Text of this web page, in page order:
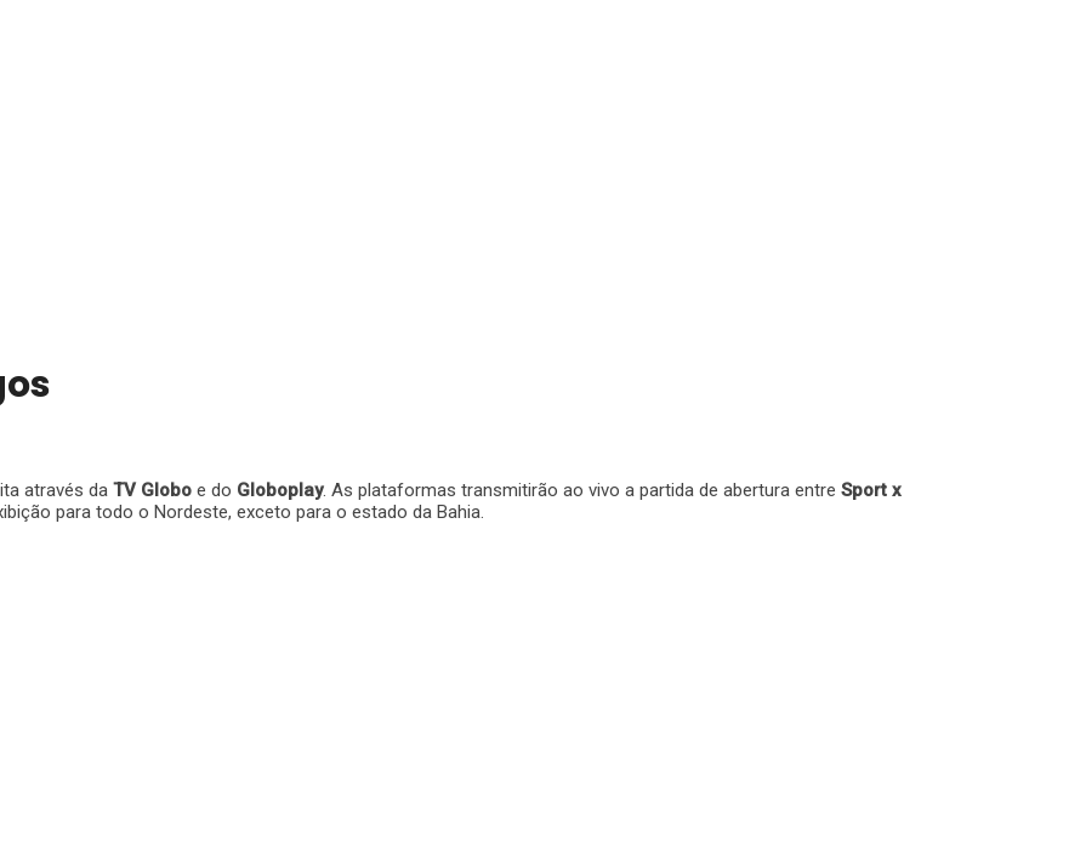
através da TV Globo e do Globoplay. As plataformas transmitirão ao vivo a partida de abertura entre Sport x
para todo o Nordeste, exceto para o estado da Bahia.